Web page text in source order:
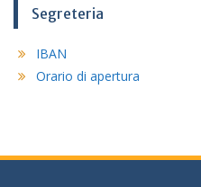
Segreteria
IBAN
Orario di apertura